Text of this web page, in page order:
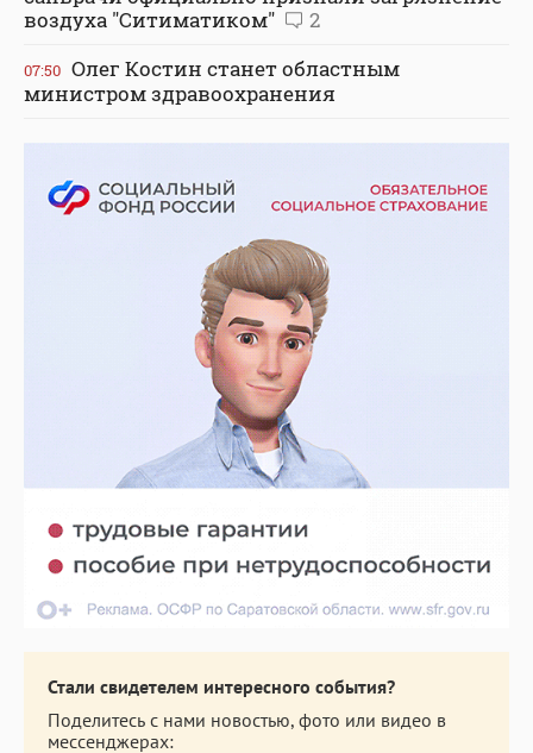
воздуха "Ситиматиком"
2
07:50 Олег Костин станет областным
министром здравоохранения
Стали свидетелем интересного события?
Поделитесь с нами новостью, фото или видео в
мессенджерах: